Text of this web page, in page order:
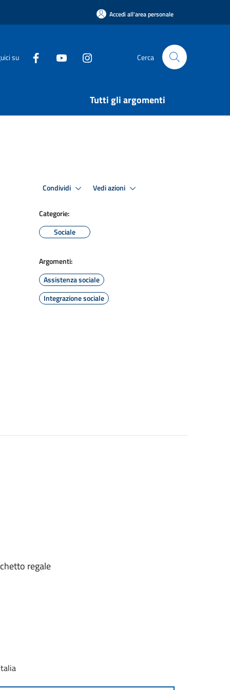
Accedi all'area personale
su Cerca
Tutti gli argomenti
Condividi Vedi azioni
Categorie:
Sociale
Argomenti:
Assistenza sociale
Integrazione sociale
regale